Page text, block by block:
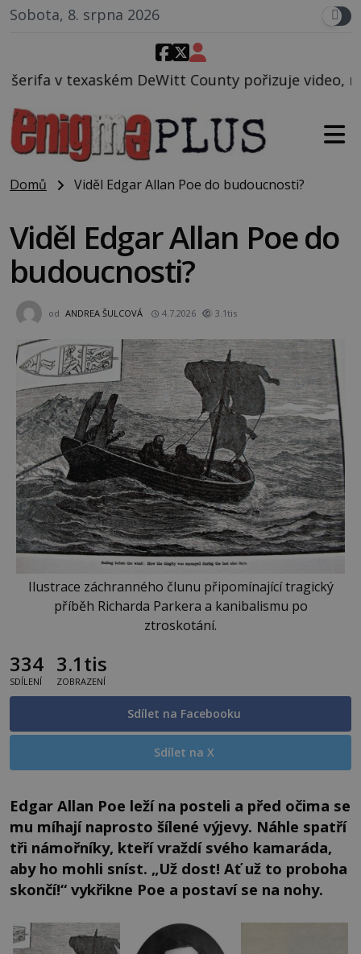
Sobota, 8. srpna 2026
DeWitt County pořizuje video, na kterém před
Domů Viděl Edgar Allan Poe do budoucnosti?
Viděl Edgar Allan Poe do
budoucnosti?
od ANDREA ŠULCOVÁ 4.7.2026 3.1tis
Ilustrace záchranného člunu připomínající tragický
příběh Richarda Parkera a kanibalismu po
ztroskotání.
334
SDÍLENÍ
3.1tis
ZOBRAZENÍ
Sdílet na Facebooku
Sdílet na X
Edgar Allan Poe leží na posteli a před očima se
mu míhají naprosto šílené výjevy. Náhle spatří
tři námořníky, kteří vraždí svého kamaráda,
aby ho mohli sníst. „Už dost! Ať už to proboha
skončí!“ vykřikne Poe a postaví se na nohy.